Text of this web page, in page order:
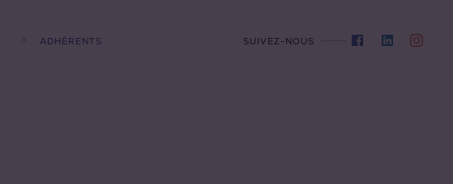
ADHÉRENTS SUIVEZ-NOUS